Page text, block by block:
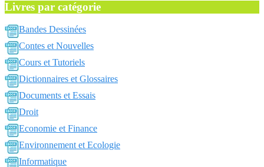
Livres par catégorie
Bandes Dessinées
Contes et Nouvelles
Cours et Tutoriels
Dictionnaires et Glossaires
Documents et Essais
Droit
Economie et Finance
Environnement et Ecologie
Informatique